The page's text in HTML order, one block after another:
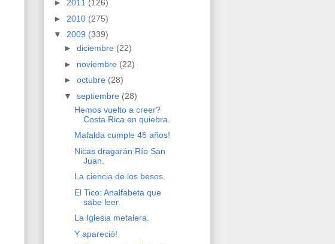
► 2011 (126)
► 2010 (275)
▼ 2009 (339)
► diciembre (22)
► noviembre (22)
► octubre (28)
▼ septiembre (28)
Hemos vuelto a creer?
Costa Rica en quiebra.
Mafalda cumple 45 años!
Nicas dragarán Río San
Juan.
La ciencia de los besos.
El Tico: Analfabeta que
sabe leer.
La Iglesia metalera.
Y apareció!